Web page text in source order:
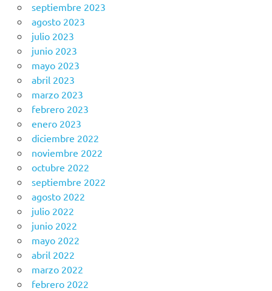
septiembre 2023
agosto 2023
julio 2023
junio 2023
mayo 2023
abril 2023
marzo 2023
febrero 2023
enero 2023
diciembre 2022
noviembre 2022
octubre 2022
septiembre 2022
agosto 2022
julio 2022
junio 2022
mayo 2022
abril 2022
marzo 2022
febrero 2022